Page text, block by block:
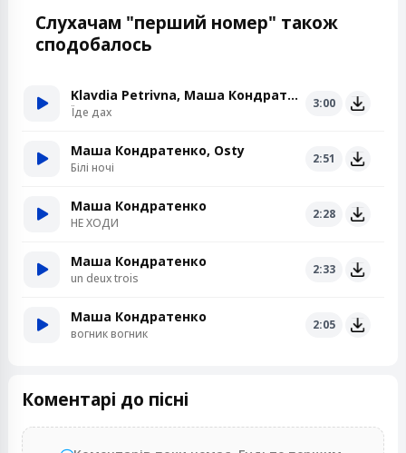
Слухачам "перший номер" також
сподобалось
Klavdia Petrivna, Маша Кондратенко
Їде дах
3:00
Маша Кондратенко, Osty
Білі ночі
2:51
Маша Кондратенко
НЕ ХОДИ
2:28
Маша Кондратенко
un deux trois
2:33
Маша Кондратенко
вогник вогник
2:05
Коментарі до пісні